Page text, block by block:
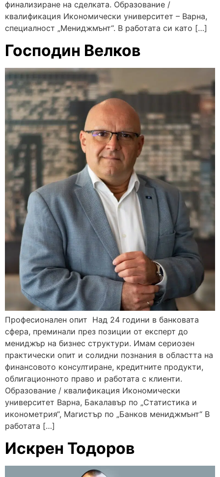
финализиране на сделката. Образование /
квалификация Икономически университет – Варна,
специалност „Мениджмънт“. В работата си като […]
Господин Велков
Професионален опит Над 24 години в банковата
сфера, преминали през позиции от експерт до
мениджър на бизнес структури. Имам сериозен
практически опит и солидни познания в областта на
финансовото консултиране, кредитните продукти,
облигационното право и работата с клиенти.
Образование / квалификация Икономически
университет Варна, Бакалавър по „Статистика и
иконометрия“, Магистър по „Банков мениджмънт“ В
работата […]
Искрен Тодоров